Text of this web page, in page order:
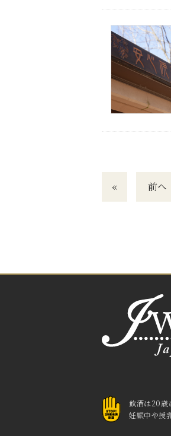
« 前へ
飲酒は20歳
妊娠中や授